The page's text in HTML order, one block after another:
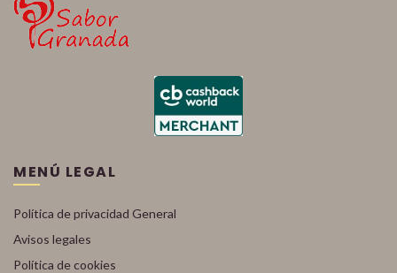
MENÚ LEGAL
Política de privacidad General
Avisos legales
Política de cookies